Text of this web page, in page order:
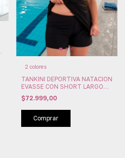
2 colores
TANKINI DEPORTIVA NATACION
EVASSE CON SHORT LARGO
REPELE AL CLORO MARYMAR
(MM099)
$72.999,00
Comprar